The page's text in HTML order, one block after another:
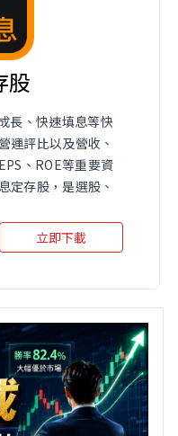
股
長、快速填息等快
運評比以及營收、
、ROE等重要資
定存股，是選股、
立即下載